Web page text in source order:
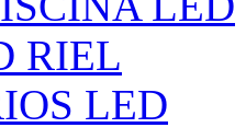
RIEL
LED